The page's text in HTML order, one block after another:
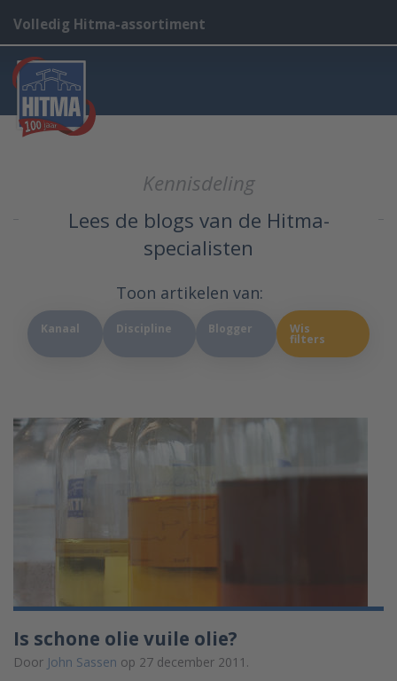
Volledig Hitma-assortiment
Kennisdeling
Lees de blogs van de Hitma-
specialisten
Toon artikelen van:
Kanaal Discipline Blogger Wis
filters
Is schone olie vuile olie?
Door John Sassen op 27 december 2011.